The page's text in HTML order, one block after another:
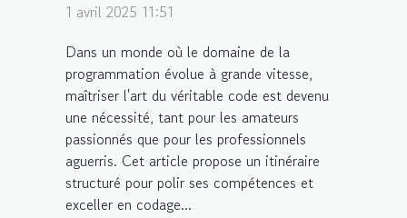
1 avril 2025 11:51
Dans un monde où le domaine de la
programmation évolue à grande vitesse,
maîtriser l'art du véritable code est devenu
une nécessité, tant pour les amateurs
passionnés que pour les professionnels
aguerris. Cet article propose un itinéraire
structuré pour polir ses compétences et
exceller en codage...